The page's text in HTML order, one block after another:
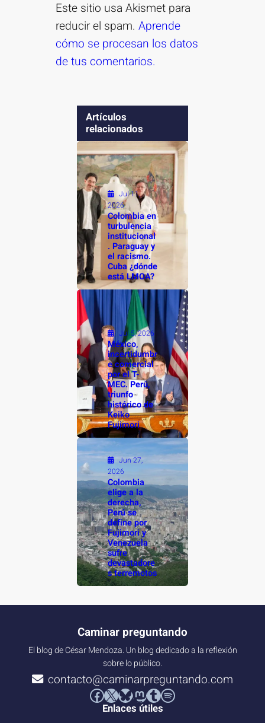
Este sitio usa Akismet para
reducir el spam.Aprende
cómo se procesan los datos
de tus comentarios.
Artículos
relacionados
Jul 11,
2026
Colombia en
turbulencia
institucional
. Paraguay y
el racismo.
Cuba ¿dónde
está LMOA?
Jul 5, 2026
México,
incertidumbr
e comercial
por el T-
MEC. Perú,
triunfo
histórico de
Keiko
Fujimori
Jun 27,
2026
Colombia
elige a la
derecha,
Perú se
define por
Fujimori y
Venezuela
sufre
devastadore
s terremotos
Caminar preguntando
El blog de César Mendoza. Un blog dedicado a la reflexión
sobre lo público.
contacto@caminarpreguntando.com
Facebook X Bluesky Mastodon Tumblr Spotify
Enlaces útiles